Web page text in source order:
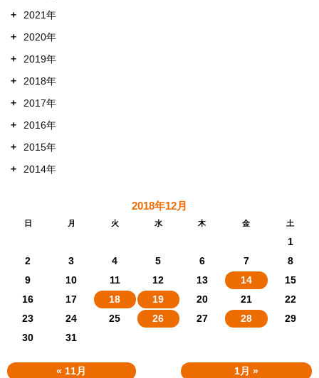
+
2021年
+
2020年
+
2019年
+
2018年
+
2017年
+
2016年
+
2015年
+
2014年
2018年12月
日 月 火 水 木 金 土
« 11月 1月 »
1
2
3 4 5 6 7
8
9
10 11 12 13 14
15
16
17 18 19 20 21
22
23
24 25 26 27 28
29
30
31